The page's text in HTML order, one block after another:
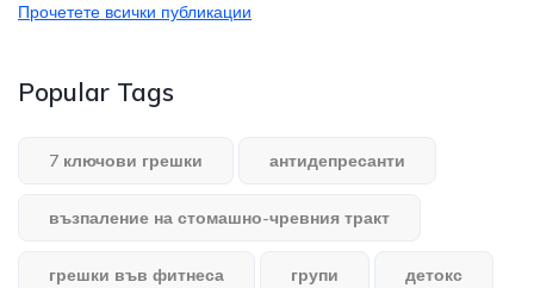
Прочетете всички публикации
Popular Tags
7 ключови грешки антидепресанти
възпаление на стомашно-чревния тракт
грешки във фитнеса групи детокс